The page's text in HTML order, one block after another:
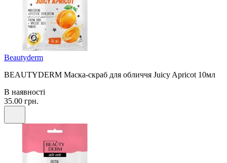
Beautyderm
BEAUTYDERM Маска-скраб для обличчя Juicy Apricot 10мл
В наявності
35.00 грн.